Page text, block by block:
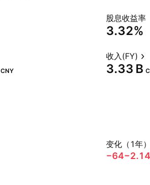
股息收益率
3.32%
CNY
收入(FY)
‪3.33 B‬
变化（1年
−64